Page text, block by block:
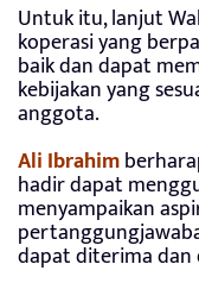
Untuk itu, lanjut
koperasi yang
baik dan dapat
kebijakan yang
anggota.
Ali Ibrahim
hadir dapat
menyampaikan
dapat diterima dan